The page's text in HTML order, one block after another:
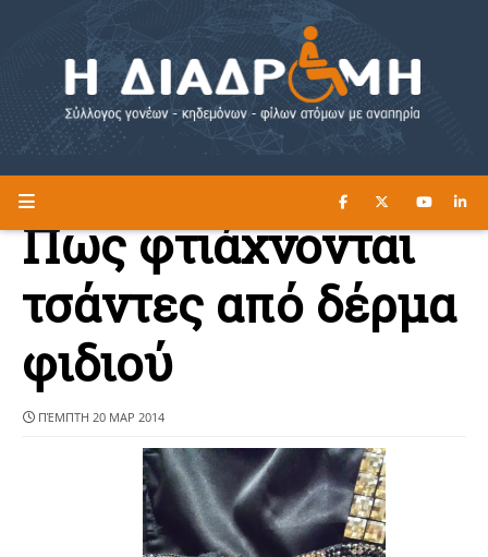
Η ΔΙΑΔΡΟΜΗ ΔΙΑΒΑΣΤΕ ΕΔΩ ►
Πως φτιάχνονται
τσάντες από δέρμα
φιδιού
ΠΈΜΠΤΗ 20 ΜΑΡ 2014